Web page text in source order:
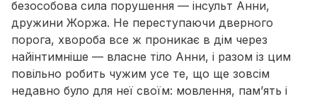
безособова сила порушення — інсульт Анни,
дружини Жоржа. Не переступаючи дверного
порога, хвороба все ж проникає в дім через
найінтимніше — власне тіло Анни, і разом із цим
повільно робить чужим усе те, що ще зовсім
недавно було для неї своїм: мовлення, пам’ять і